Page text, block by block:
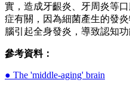
實，造成牙齦炎、牙周炎等
症有關，因為細菌產生的發
腦引起全身發炎，導致認知功
參考資料：
● The 'middle-aging' brain